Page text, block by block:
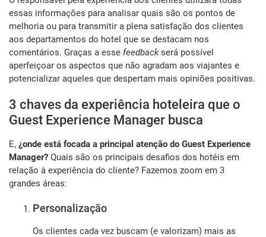
essas informações para analisar quais são os pontos de
melhoria ou para transmitir a plena satisfação dos clientes
aos departamentos do hotel que se destacam nos
comentários. Graças a esse feedbackserá possível
aperfeiçoar os aspectos que não agradam aos viajantes e
potencializar aqueles que despertam mais opiniões positivas.
3 chaves da experiência hoteleira que o
Guest Experience Manager busca
E, ¿onde está focada a principal atenção do Guest Experience
Manager? Quais são os principais desafios dos hotéis em
relação à experiência do cliente? Fazemos zoom em 3
grandes áreas:
Personalização
Os clientes cada vez buscam (e valorizam) mais as